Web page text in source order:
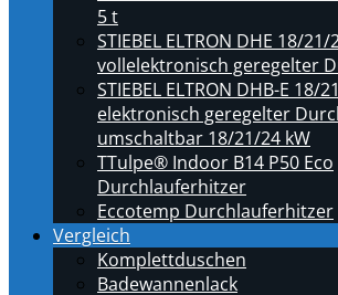
5 t
STIEBEL ELTRON DHE 18/21/
vollelektronisch geregelter
STIEBEL ELTRON DHB-E 18/
elektronisch geregelter
umschaltbar 18/21/24 kW
TTulpe® Indoor B14 P50 Eco
Durchlauferhitzer
Eccotemp Durchlauferhitzer
Vergleich
Komplettduschen
Badewannenlack